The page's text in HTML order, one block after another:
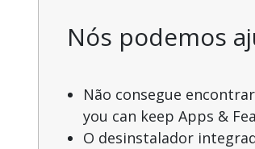
Nós podemos
Não consegue
you can keep Apps &
O desinstalador